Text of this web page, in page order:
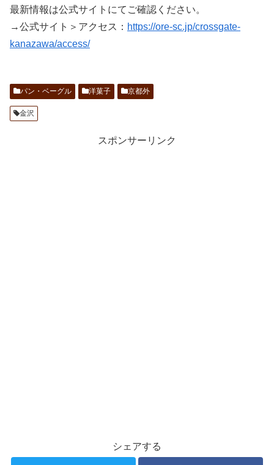
最新情報は公式サイトにてご確認ください。
→公式サイト＞アクセス： https://ore-sc.jp/crossgate-
kanazawa/access/
パン・ベーグル 洋菓子 京都外
金沢
スポンサーリンク
シェアする